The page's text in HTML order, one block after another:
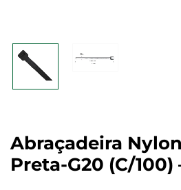
Abraçadeira Nylon
Preta-G20 (c/100)